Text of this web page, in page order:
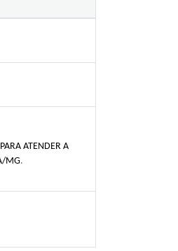
ATENDER A
MG.